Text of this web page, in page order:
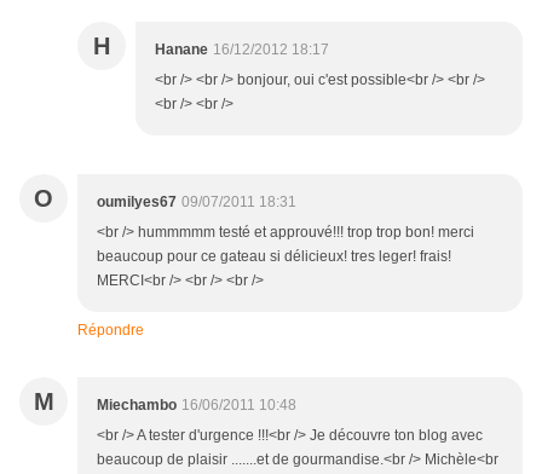
H Hanane 16/12/2012 18:17
<br /> <br /> bonjour, oui c'est possible<br /> <br />
<br /> <br />
O oumilyes67 09/07/2011 18:31
<br /> hummmmm testé et approuvé!!! trop trop bon! merci
beaucoup pour ce gateau si délicieux! tres leger! frais!
MERCI<br /> <br /> <br />
Répondre
M Miechambo 16/06/2011 10:48
<br /> A tester d'urgence !!!<br /> Je découvre ton blog avec
beaucoup de plaisir .......et de gourmandise.<br /> Michèle<br